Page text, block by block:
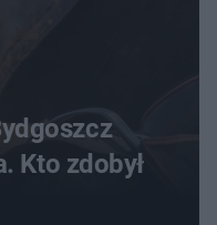
Kto zdobył